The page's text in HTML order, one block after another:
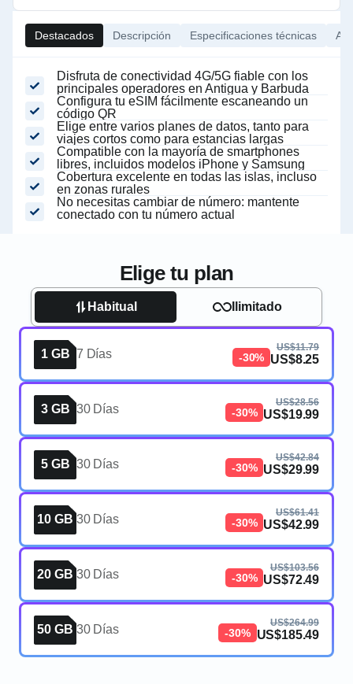
Destacados Descripción Especificaciones técnicas
Disfruta de conectividad 4G/5G fiable con los
principales operadores en Antigua y Barbuda
Configura tu eSIM fácilmente escaneando un
código QR
Elige entre varios planes de datos, tanto para
viajes cortos como para estancias largas
Compatible con la mayoría de smartphones
libres, incluidos modelos iPhone y Samsung
Cobertura excelente en todas las islas, incluso
en zonas rurales
No necesitas cambiar de número: mantente
conectado con tu número actual
Elige tu plan
Habitual Ilimitado
1 GB 7 Días -30%
US$11.79
US$8.25
3 GB 30 Días -30%
US$28.56
US$19.99
5 GB 30 Días -30%
US$42.84
US$29.99
10 GB 30 Días -30%
US$61.41
US$42.99
20 GB 30 Días -30%
US$103.56
US$72.49
50 GB 30 Días -30%
US$264.99
US$185.49